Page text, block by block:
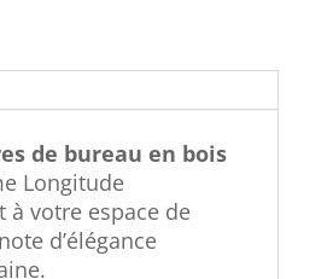
de bureau en bois
Longitude
à votre espace de
d’élégance